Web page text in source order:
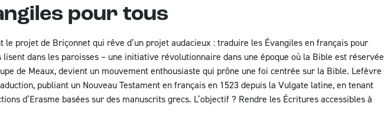
pour tous
le projet de Briçonnet qui rêve d’un projet audacieux : traduire les Évangiles en français pour
dans les paroisses – une initiative révolutionnaire dans une époque où la Bible est réservée
de Meaux, devient un mouvement enthousiaste qui prône une foi centrée sur la Bible. Lefèvre
publiant un Nouveau Testament en français en 1523 depuis la Vulgate latine, en tenant
d’Erasme basées sur des manuscrits grecs. L’objectif ? Rendre les Écritures accessibles à